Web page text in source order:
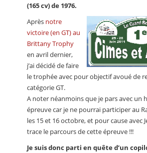
(165 cv) de 1976.
Après notre
victoire (en GT) au
Brittany Trophy
en avril dernier,
j’ai décidé de faire
le trophée avec pour objectif avoué de
catégorie GT.
A noter néanmoins que je pars avec un
épreuve car je ne pourrai participer au
les 15 et 16 octobre, et pour cause avec
trace le parcours de cette épreuve !!!
Je suis donc parti en quête d’un